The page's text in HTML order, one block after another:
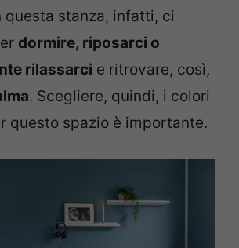
questa stanza, infatti, ci
dormire, riposarci o
rilassarci e ritrovare, così,
. Scegliere, quindi, i colori
questo spazio è importante.